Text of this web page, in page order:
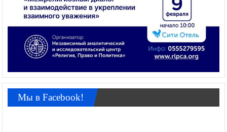
Мы в Facebook!